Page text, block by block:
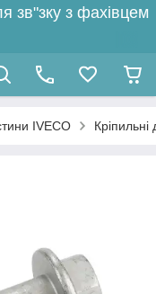
зв"зку з фахівцем
IVECO Кріпильні